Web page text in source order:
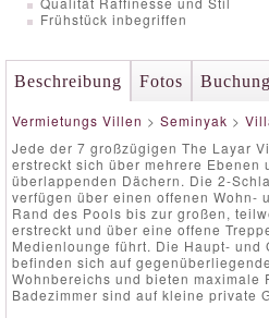
Frühstück inbegriffen
Beschreibung Fotos
Vermietungs Villen > Seminyak >
Jede der 7 großzügigen The Layar
erstreckt sich über mehrere Ebenen
überlappenden Dächern. Die 2-
verfügen über einen offenen Wohn-
Rand des Pools bis zur großen,
erstreckt und über eine offene
Medienlounge führt. Die Haupt- und
befinden sich auf
Wohnbereichs und bieten maximale
Badezimmer sind auf kleine private